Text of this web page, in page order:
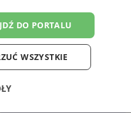
webinarium 17
DO PORTALU
WSZYSTKIE